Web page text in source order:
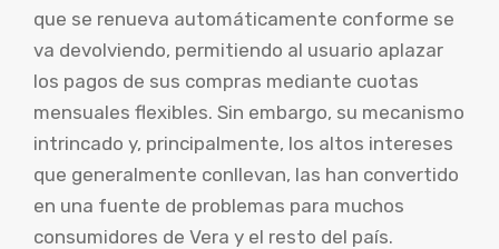
que se renueva automáticamente conforme se
va devolviendo, permitiendo al usuario aplazar
los pagos de sus compras mediante cuotas
mensuales flexibles. Sin embargo, su mecanismo
intrincado y, principalmente, los altos intereses
que generalmente conllevan, las han convertido
en una fuente de problemas para muchos
consumidores de Vera y el resto del país.